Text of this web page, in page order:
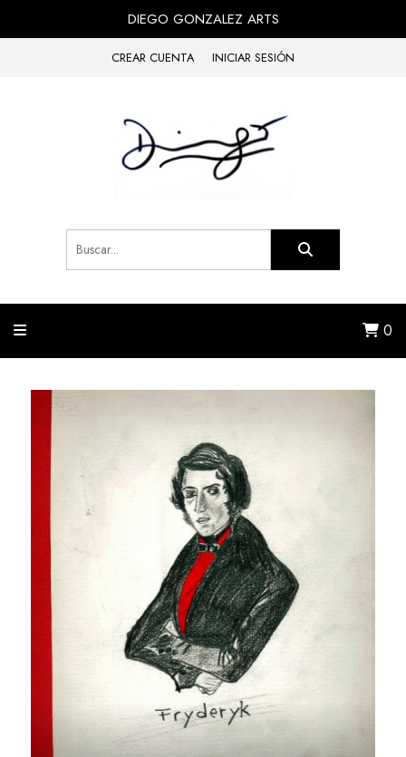
DIEGO GONZALEZ ARTS
CREAR CUENTA INICIAR SESIÓN
0